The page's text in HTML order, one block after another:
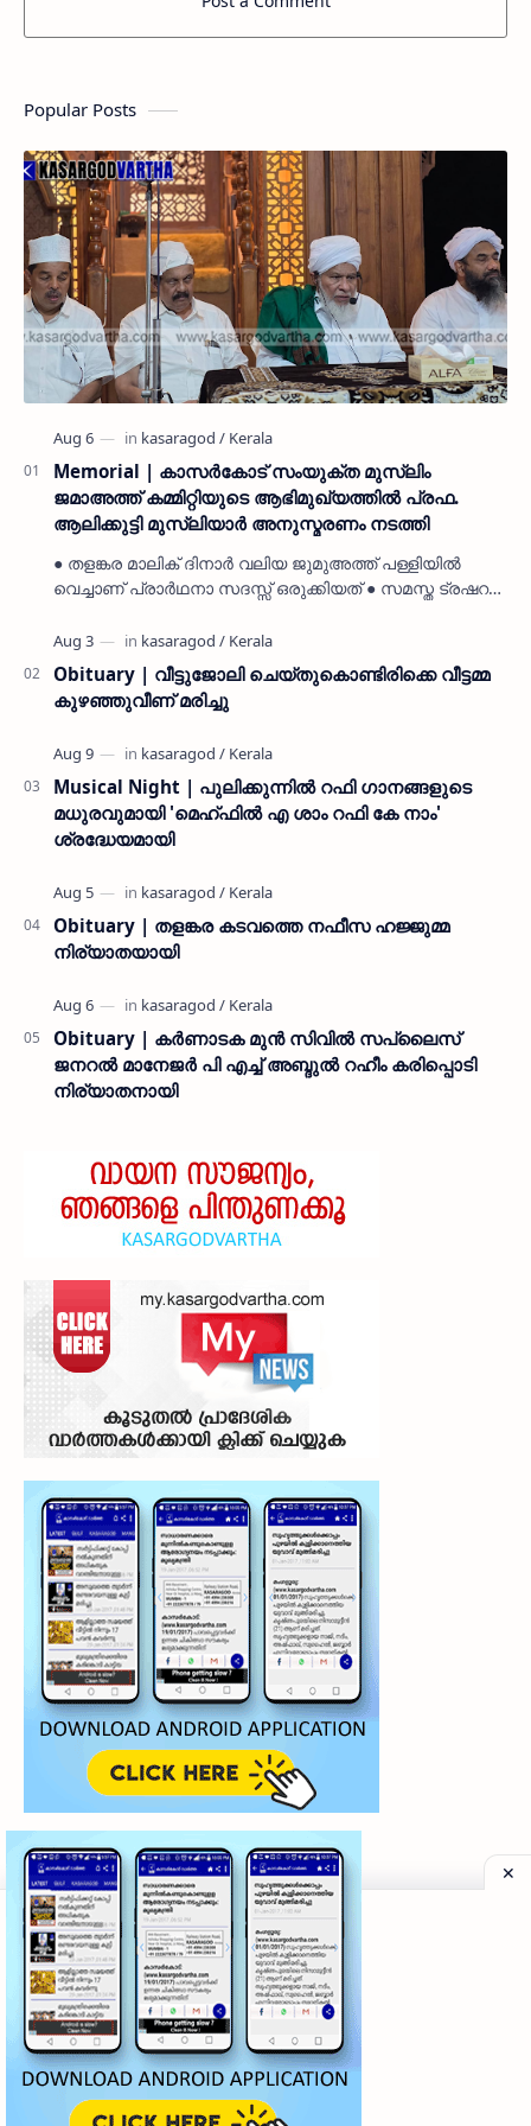
Popular Posts
Memorial | കാസർകോട് സംയുക്ത മുസ്ലിം
ജമാഅത്ത് കമ്മിറ്റിയുടെ ആഭിമുഖ്യത്തിൽ പ്രഫ.
ആലിക്കുട്ടി മുസ്ലിയാർ അനുസ്മരണം നടത്തി
● തളങ്കര മാലിക് ദിനാർ വലിയ ജുമുഅത്ത് പള്ളിയിൽ
വെച്ചാണ് പ്രാർഥനാ സദസ്സ് ഒരുക്കിയത് ● സമസ്ത ട്രഷറർ
നൽകി കാസ…
Obituary | വീട്ടുജോലി ചെയ്തുകൊണ്ടിരിക്കെ വീട്ടമ്മ
കുഴഞ്ഞുവീണ് മരിച്ചു
Musical Night | പുലിക്കുന്നിൽ റഫി ഗാനങ്ങളുടെ
മധുരവുമായി 'മെഹ്ഫിൽ എ ശാം റഫി കേ നാം'
ശ്രദ്ധേയമായി
Obituary | തളങ്കര കടവത്തെ നഫീസ ഹജ്ജുമ്മ
നിര്യാതയായി
Obituary | കർണാടക മുൻ സിവില്‍ സപ്ലൈസ്
ജനറൽ മാനേജർ പി എച്ച് അബ്ദുൽ റഹീം കരിപ്പൊടി
നിര്യാതനായി
©2026‧My Kasaragod Vartha | LATEST KASARAGOD
Privacy Policy
Grievance Redressal